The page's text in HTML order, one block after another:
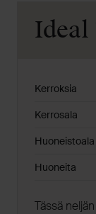
Ideal
Kerroksia
Kerrosala
Huoneistoala
Huoneita
Tässä